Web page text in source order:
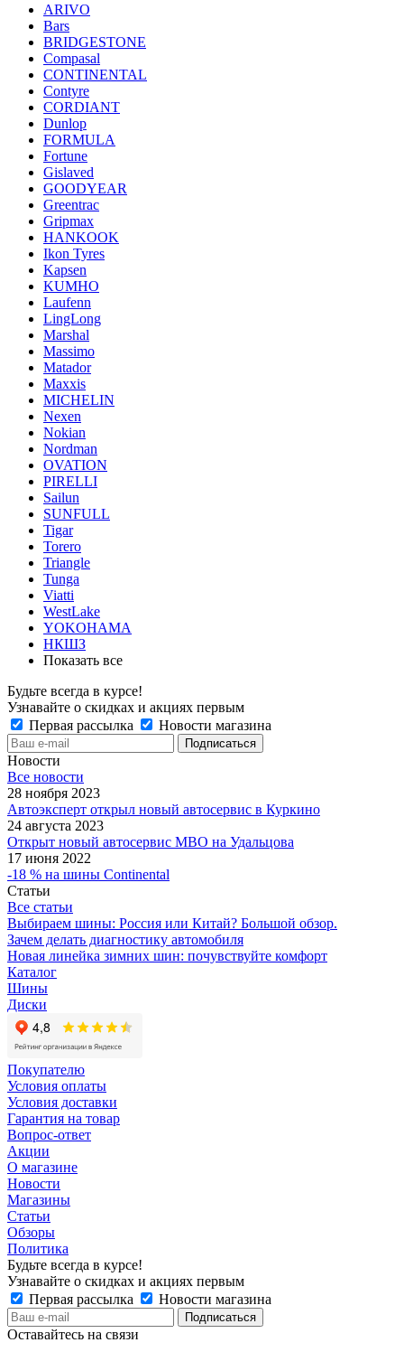
ARIVO
Bars
BRIDGESTONE
Compasal
CONTINENTAL
Contyre
CORDIANT
Dunlop
FORMULA
Fortune
Gislaved
GOODYEAR
Greentrac
Gripmax
HANKOOK
Ikon Tyres
Kapsen
KUMHO
Laufenn
LingLong
Marshal
Massimo
Matador
Maxxis
MICHELIN
Nexen
Nokian
Nordman
OVATION
PIRELLI
Sailun
SUNFULL
Tigar
Torero
Triangle
Tunga
Viatti
WestLake
YOKOHAMA
НКШЗ
Показать все
Будьте всегда в курсе!
Узнавайте о скидках и акциях первым
Первая рассылка
Новости магазина
Новости
Все новости
28 ноября 2023
Автоэксперт открыл новый автосервис в Куркино
24 августа 2023
Открыт новый автосервис МВО на Удальцова
17 июня 2022
-18 % на шины Continental
Статьи
Все статьи
Выбираем шины: Россия или Китай? Большой обзор.
Зачем делать диагностику автомобиля
Новая линейка зимних шин: почувствуйте комфорт
Каталог
Шины
Диски
Покупателю
Условия оплаты
Условия доставки
Гарантия на товар
Вопрос-ответ
Акции
О магазине
Новости
Магазины
Статьи
Обзоры
Политика
Будьте всегда в курсе!
Узнавайте о скидках и акциях первым
Первая рассылка
Новости магазина
Оставайтесь на связи